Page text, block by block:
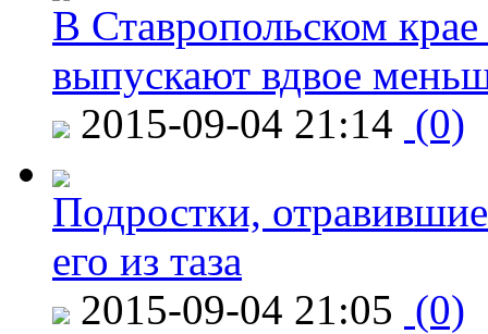
В Ставропольском
выпускают вдвое
2015-09-04 21:14 (0)
Подростки,
его из таза
2015-09-04 21:05 (0)